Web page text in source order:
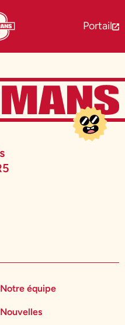
Portail
Notre équipe
Nouvelles